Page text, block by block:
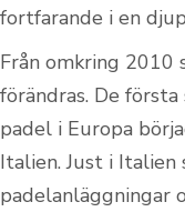
fortfarande i en
Från omkring
förändras. De
padel i Europa
Italien. Just i Italien
padelanläggningar